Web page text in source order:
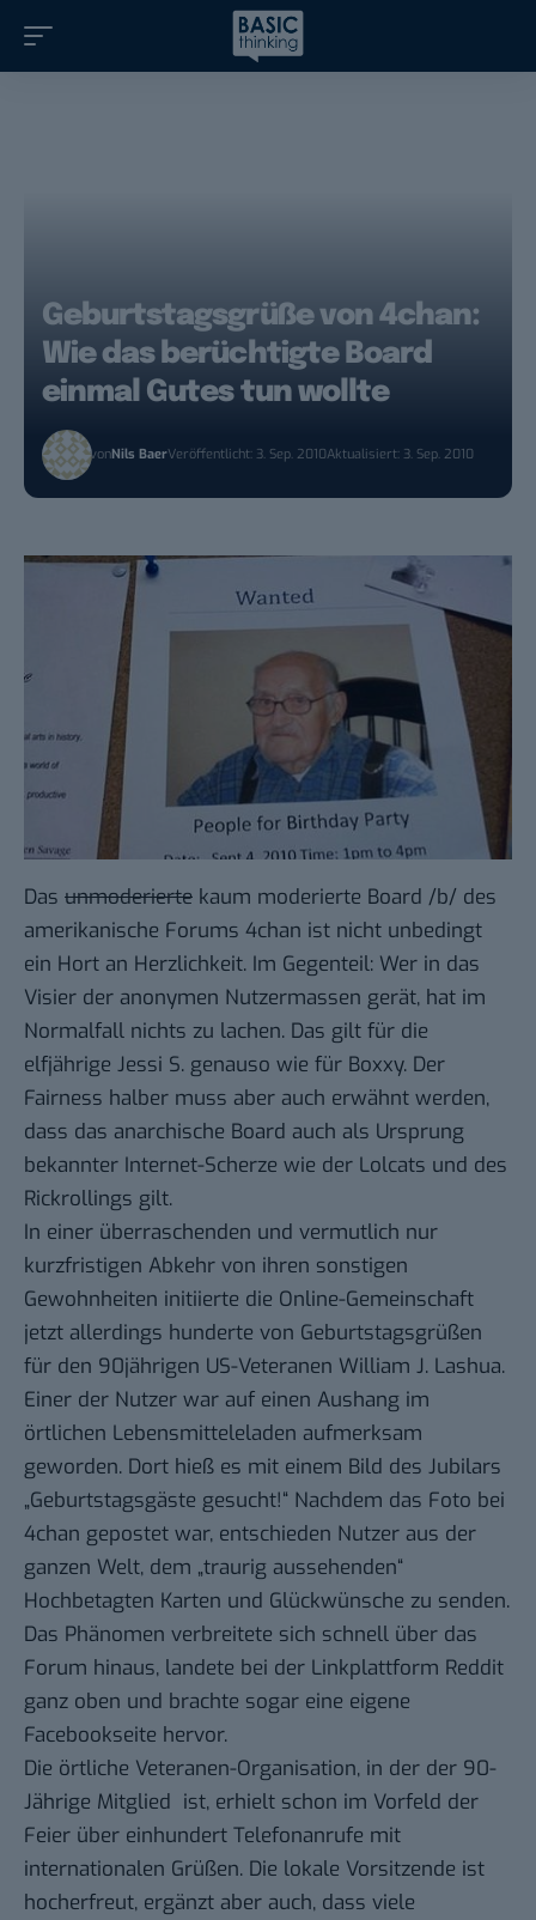
Geburtstagsgrüße von 4chan:
Wie das berüchtigte Board
einmal Gutes tun wollte
vonNils BaerVeröffentlicht: 3. Sep. 2010Aktualisiert: 3. Sep. 2010
Das unmoderierte kaum moderierte Board /b/ des
amerikanische Forums 4chan ist nicht unbedingt
ein Hort an Herzlichkeit. Im Gegenteil: Wer in das
Visier der anonymen Nutzermassen gerät, hat im
Normalfall nichts zu lachen. Das gilt für die
elfjährige Jessi S. genauso wie für Boxxy. Der
Fairness halber muss aber auch erwähnt werden,
dass das anarchische Board auch als Ursprung
bekannter Internet-Scherze wie der Lolcats und des
Rickrollings gilt.
In einer überraschenden und vermutlich nur
kurzfristigen Abkehr von ihren sonstigen
Gewohnheiten initiierte die Online-Gemeinschaft
jetzt allerdings hunderte von Geburtstagsgrüßen
für den 90jährigen US-Veteranen William J. Lashua.
Einer der Nutzer war auf einen Aushang im
örtlichen Lebensmitteleladen aufmerksam
geworden. Dort hieß es mit einem Bild des Jubilars
„Geburtstagsgäste gesucht!“ Nachdem das Foto bei
4chan gepostet war, entschieden Nutzer aus der
ganzen Welt, dem „traurig aussehenden“
Hochbetagten Karten und Glückwünsche zu senden.
Das Phänomen verbreitete sich schnell über das
Forum hinaus, landete bei der Linkplattform Reddit
ganz oben und brachte sogar eine eigene
Facebookseite hervor.
Die örtliche Veteranen-Organisation, in der der 90-
Jährige Mitglied ist, erhielt schon im Vorfeld der
Feier über einhundert Telefonanrufe mit
internationalen Grüßen. Die lokale Vorsitzende ist
hocherfreut, ergänzt aber auch, dass viele